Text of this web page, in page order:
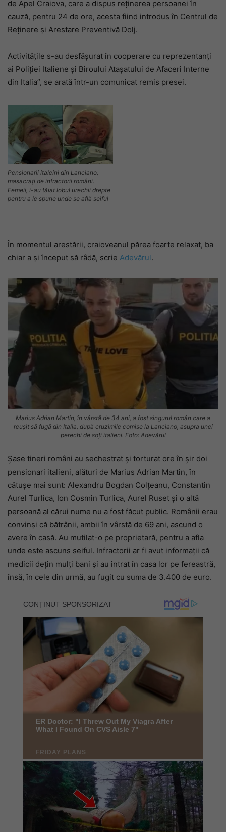
de Apel Craiova, care a dispus reţinerea persoanei în
cauză, pentru 24 de ore, acesta fiind introdus în Centrul de
Reţinere şi Arestare Preventivă Dolj.
Activităţile s-au desfăşurat în cooperare cu reprezentanţi
ai Poliţiei Italiene şi Biroului Ataşatului de Afaceri Interne
din Italia”, se arată într-un comunicat remis presei.
Pensionarii italeini din Lanciano,
masacrați de infractorii români.
Femeii, i-au tăiat lobul urechii drepte
pentru a le spune unde se află seiful
În momentul arestării, craioveanul părea foarte relaxat, ba
chiar a și început să râdă, scrie Adevărul.
Marius Adrian Martin, în vârstă de 34 ani, a fost singurul român care a
reuşit să fugă din Italia, după cruzimile comise la Lanciano, asupra unei
perechi de soți italieni. Foto: Adevărul
Șase tineri români au sechestrat şi torturat ore în şir doi
pensionari italieni, alături de Marius Adrian Martin, în
cătușe mai sunt: Alexandru Bogdan Colțeanu, Constantin
Aurel Turlica, Ion Cosmin Turlica, Aurel Ruset și o altă
persoană al cărui nume nu a fost făcut public. Românii erau
convinşi că bătrânii, ambii în vârstă de 69 ani, ascund o
avere în casă. Au mutilat-o pe proprietară, pentru a afla
unde este ascuns seiful. Infractorii ar fi avut informaţii că
medicii deţin mulţi bani şi au intrat în casa lor pe fereastră,
însă, în cele din urmă, au fugit cu suma de 3.400 de euro.